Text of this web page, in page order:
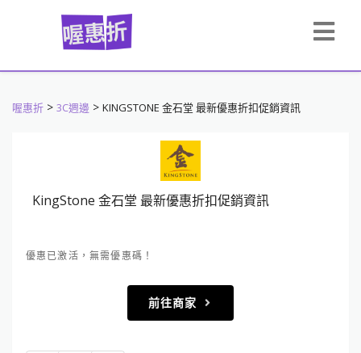
喔惠折 > 3C週邊 > KINGSTONE 金石堂 最新優惠折扣促銷資訊
KingStone 金石堂 最新優惠折扣促銷資訊
優惠已激活，無需優惠碼！
前往商家